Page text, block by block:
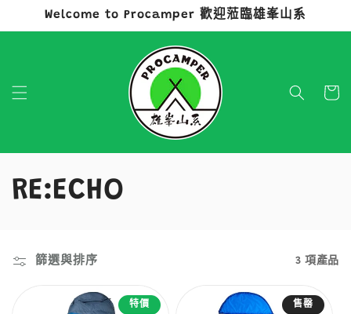
跳至內容
Welcome to Procamper 歡迎蒞臨雄峯山系
物
商
系
RE:ECHO
篩選與排序 3 項產品
特價 售罄